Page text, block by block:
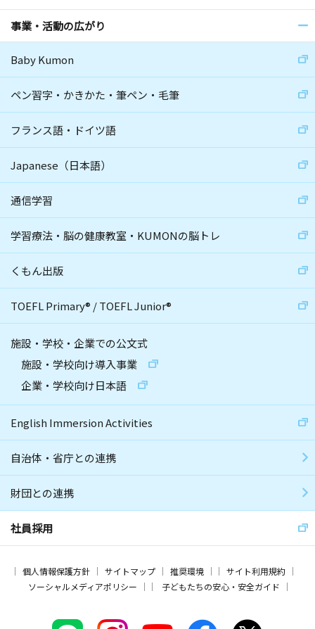
事業・活動の広がり
Baby Kumon
ペン習字・かきかた・筆ペン・毛筆
フランス語・ドイツ語
Japanese（日本語）
通信学習
学習療法・脳の健康教室・KUMONの脳トレ
くもん出版
TOEFL Primary® /TOEFL Junior®
施設・学校・企業での公文式
施設・学校向け導入事業
企業・学校向け日本語
English Immersion Activities
自治体・省庁との連携
財団との連携
社員採用
個人情報保護方針 サイトマップ 推奨環境
サイト利用規約
ソーシャルメディアポリシー
子どもたちの安心・安全ガイド